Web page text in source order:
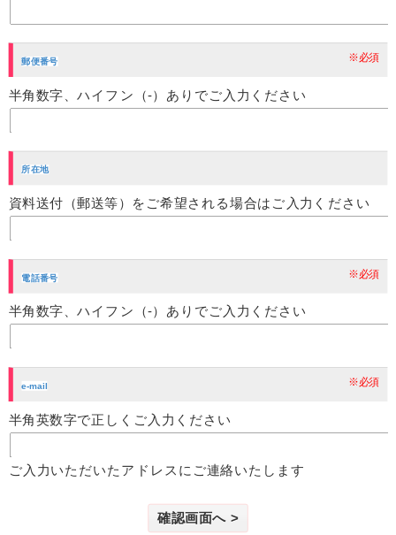
郵便番号 ※必須
半角数字、ハイフン（-）ありでご入力ください
所在地
資料送付（郵送等）をご希望される場合はご入力ください
電話番号 ※必須
半角数字、ハイフン（-）ありでご入力ください
e-mail ※必須
半角英数字で正しくご入力ください
ご入力いただいたアドレスにご連絡いたします
確認画面へ >